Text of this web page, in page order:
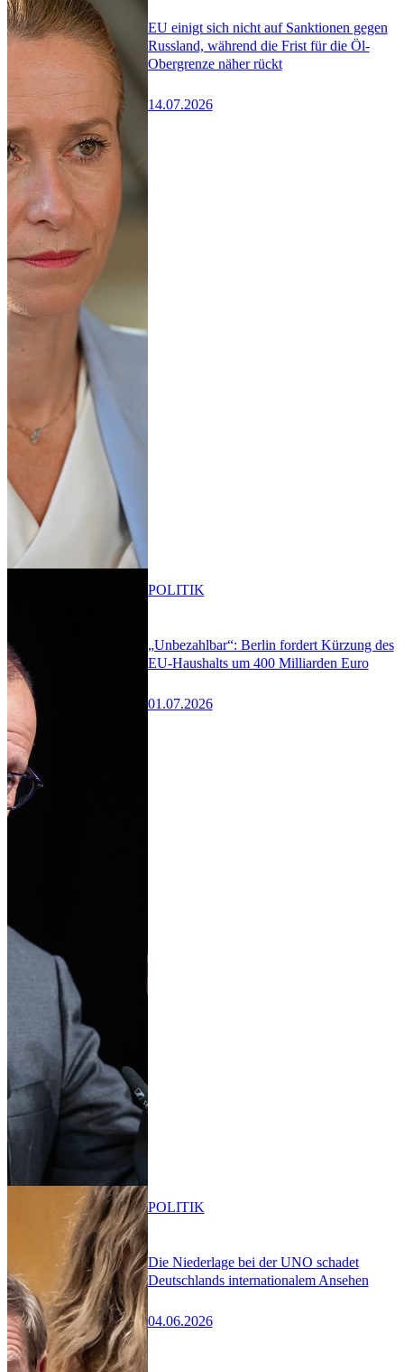
EU einigt sich nicht auf Sanktionen gegen
Russland, während die Frist für die Öl-
Obergrenze näher rückt
14.07.2026
„Unbezahlbar“: Berlin fordert Kürzung des
EU-Haushalts um 400 Milliarden Euro
01.07.2026
POLITIK
Die Niederlage bei der UNO schadet
Deutschlands internationalem Ansehen
04.06.2026
POLITIK